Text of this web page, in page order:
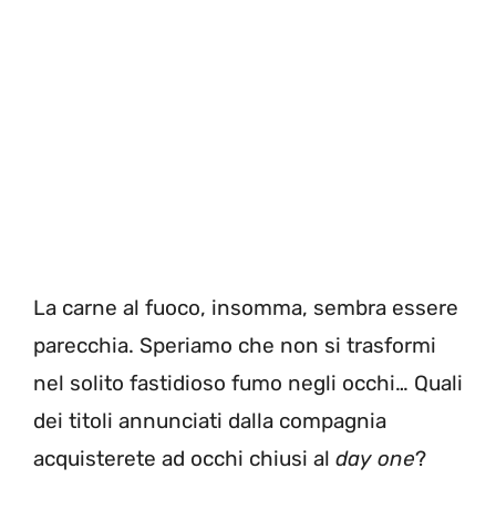
La carne al fuoco, insomma, sembra essere
parecchia. Speriamo che non si trasformi
nel solito fastidioso fumo negli occhi… Quali
dei titoli annunciati dalla compagnia
acquisterete ad occhi chiusi al day one?